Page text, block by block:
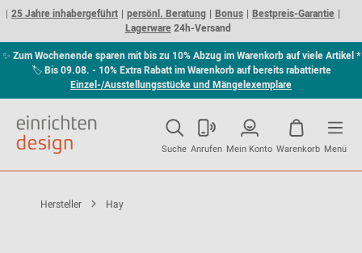
25 Jahre inhabergeführt persönl. Beratung Bonus
Bestpreis-Garantie
Lagerware24h-Versand
✨ Zum Wochenende sparen mit bis zu 10% Abzug im Warenkorb auf viele Artikel *
🏷Bis 09.08. - 10% Extra Rabatt im Warenkorb auf bereits rabattierte
Einzel-/Ausstellungsstücke und Mängelexemplare
Suche Anrufen Mein Konto Warenkorb Menü
Hersteller Hay